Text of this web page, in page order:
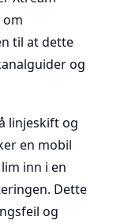
til at dette
og
linjeskift og
en mobil
inn i en
Dette
og